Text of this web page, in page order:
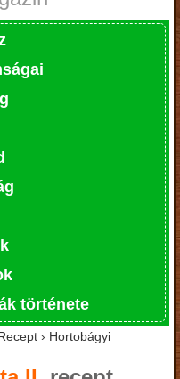
története
› Hortobágyi